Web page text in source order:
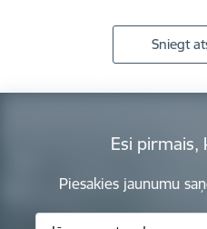
Sniegt
Esi pirmais,
Piesakies jaunumu